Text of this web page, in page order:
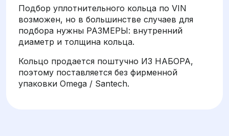
Подбор уплотнительного кольца по VIN
возможен, но в большинстве случаев для
подбора нужны РАЗМЕРЫ: внутренний
диаметр и толщина кольца.
Кольцо продается поштучно ИЗ НАБОРА,
поэтому поставляется без фирменной
упаковки Omega / Santech.